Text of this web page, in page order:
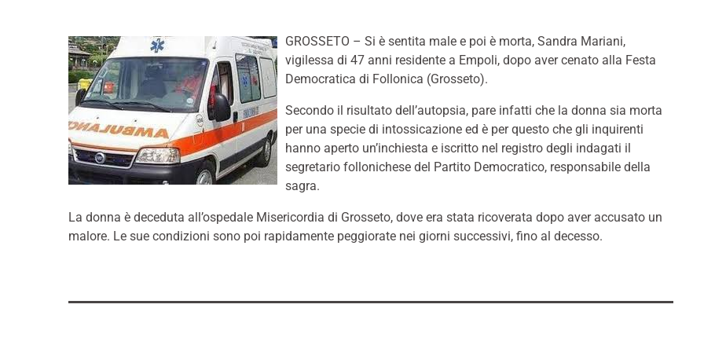
GROSSETO – Si è sentita male e poi è morta, Sandra Mariani,
vigilessa di 47 anni residente a Empoli, dopo aver cenato alla Festa
Democratica di Follonica (Grosseto).
Secondo il risultato dell’autopsia, pare infatti che la donna sia morta
per una specie di intossicazione ed è per questo che gli inquirenti
hanno aperto un’inchiesta e iscritto nel registro degli indagati il
segretario follonichese del Partito Democratico, responsabile della
sagra.
La donna è deceduta all’ospedale Misericordia di Grosseto, dove era stata ricoverata dopo aver accusato un
malore. Le sue condizioni sono poi rapidamente peggiorate nei giorni successivi, fino al decesso.